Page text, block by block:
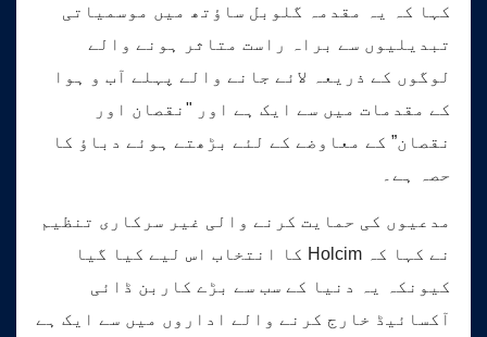
کہا کہ یہ مقدمہ گلوبل ساؤتھ میں موسمیاتی
تبدیلیوں سے براہ راست متاثر ہونے والے
لوگوں کے ذریعہ لائے جانے والے پہلے آب و ہوا
کے مقدمات میں سے ایک ہے اور "نقصان اور
نقصان” کے معاوضے کے لئے بڑھتے ہوئے دباؤ کا
حصہ ہے۔
مدعیوں کی حمایت کرنے والی غیر سرکاری تنظیم
نے کہا کہ Holcim کا انتخاب اس لیے کیا گیا
کیونکہ یہ دنیا کے سب سے بڑے کاربن ڈائی
آکسائیڈ خارج کرنے والے اداروں میں سے ایک ہے